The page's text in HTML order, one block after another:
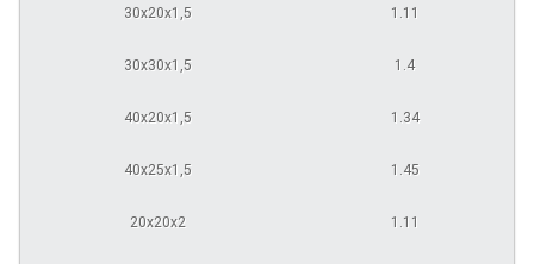
30х20х1,5 1.11
30х30х1,5 1.4
40х20х1,5 1.34
40х25х1,5 1.45
20х20х2 1.11